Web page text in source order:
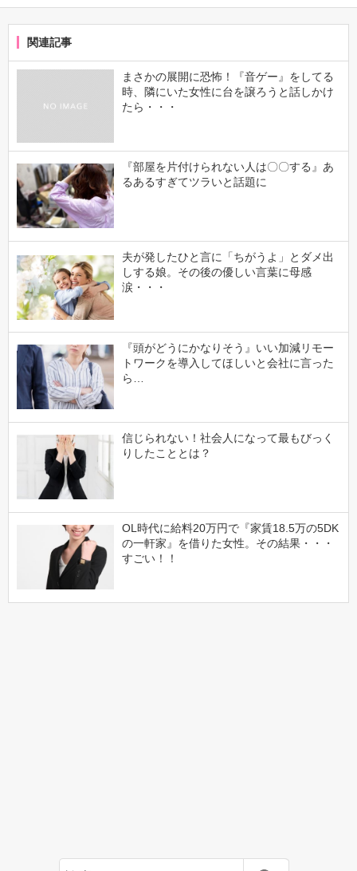
関連記事
まさかの展開に恐怖！『音ゲー』をしてる
時、隣にいた女性に台を譲ろうと話しかけ
たら・・・
『部屋を片付けられない人は〇〇する』あ
るあるすぎてツラいと話題に
夫が発したひと言に「ちがうよ」とダメ出
しする娘。その後の優しい言葉に母感
涙・・・
『頭がどうにかなりそう』いい加減リモー
トワークを導入してほしいと会社に言った
ら…
信じられない！社会人になって最もびっく
りしたこととは？
OL時代に給料20万円で『家賃18.5万の5DK
の一軒家』を借りた女性。その結果・・・
すごい！！